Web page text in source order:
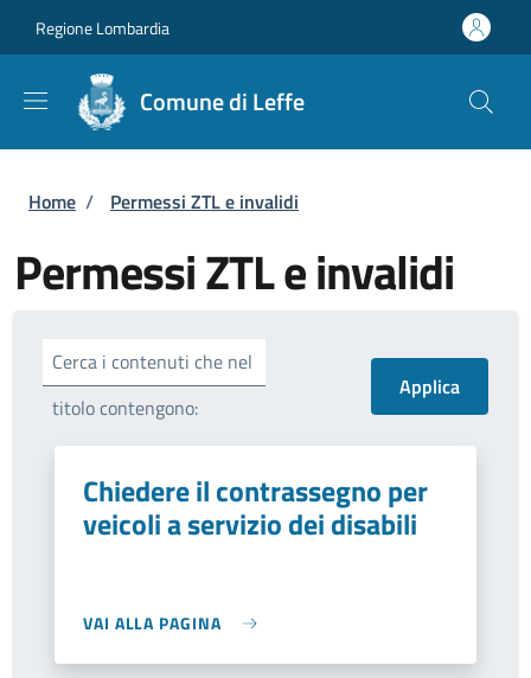
Regione Lombardia
Comune di Leffe
Briciole di pane
Home / Permessi ZTL e invalidi
Permessi ZTL e invalidi
Cerca i contenuti che nel
titolo contengono:
Chiedere il contrassegno per
veicoli a servizio dei disabili
VAI ALLA PAGINA